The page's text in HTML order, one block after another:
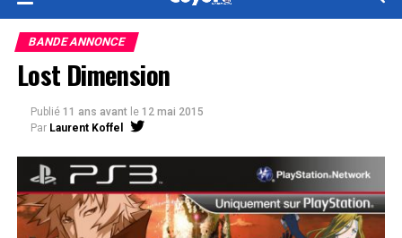
BANDE ANNONCE
Lost Dimension
Publié 11 ans avant le 12 mai 2015
Par Laurent Koffel